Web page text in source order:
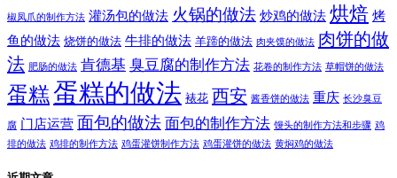
椒凤爪的制作方法 灌汤包的做法 火锅的做法 炒鸡的做法 烘焙 烤
鱼的做法 烧饼的做法 牛排的做法 羊蹄的做法 肉夹馍的做法 肉饼的做
法 肥肠的做法 肯德基 臭豆腐的制作方法 花卷的制作方法 草帽饼的做法
蛋糕 蛋糕的做法 裱花 西安 酱香饼的做法 重庆 长沙臭豆
腐 门店运营 面包的做法 面包的制作方法 馒头的制作方法和步骤 鸡
排的做法 鸡排的制作方法 鸡蛋灌饼制作方法 鸡蛋灌饼的做法 黄焖鸡的做法